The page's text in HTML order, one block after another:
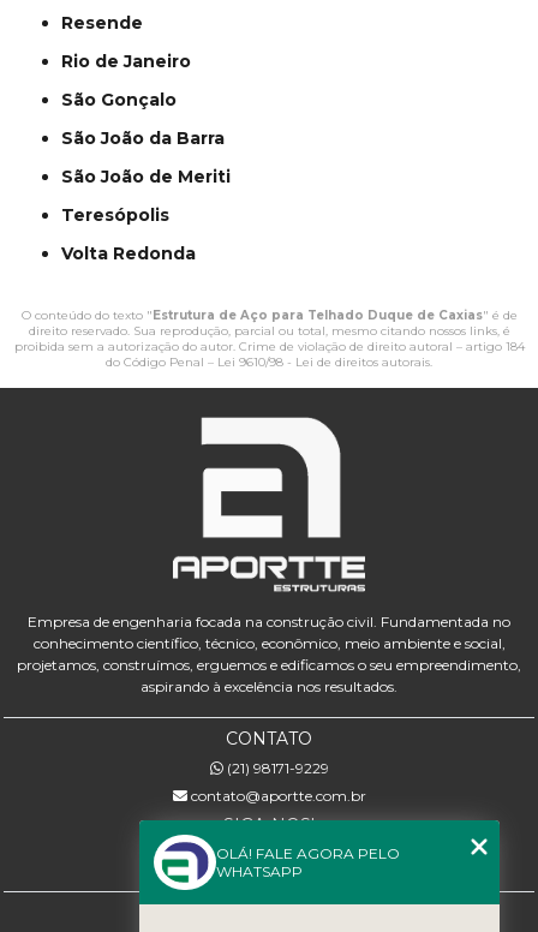
Resende
Rio de Janeiro
São Gonçalo
São João da Barra
São João de Meriti
Teresópolis
Volta Redonda
O conteúdo do texto " Estrutura de Aço para Telhado Duque de Caxias" é de
direito reservado. Sua reprodução, parcial ou total, mesmo citando nossos links, é
proibida sem a autorização do autor. Crime de violação de direito autoral – artigo 184
do Código Penal – Lei 9610/98 - Lei de direitos autorais.
Empresa de engenharia focada na construção civil. Fundamentada no
conhecimento científico, técnico, econômico, meio ambiente e social,
projetamos, construímos, erguemos e edificamos o seu empreendimento,
aspirando à excelência nos resultados.
CONTATO
(21) 98171-9229
contato@aportte.com.br
SIGA-NOS!
OLÁ! FALE AGORA PELO
WHATSAPP